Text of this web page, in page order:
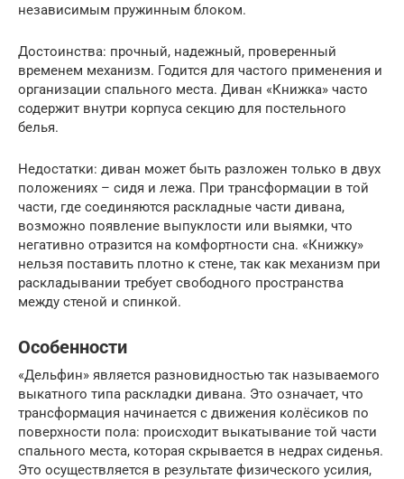
независимым пружинным блоком.
Достоинства: прочный, надежный, проверенный
временем механизм. Годится для частого применения и
организации спального места. Диван «Книжка» часто
содержит внутри корпуса секцию для постельного
белья.
Недостатки: диван может быть разложен только в двух
положениях – сидя и лежа. При трансформации в той
части, где соединяются раскладные части дивана,
возможно появление выпуклости или выямки, что
негативно отразится на комфортности сна. «Книжку»
нельзя поставить плотно к стене, так как механизм при
раскладывании требует свободного пространства
между стеной и спинкой.
Особенности
«Дельфин» является разновидностью так называемого
выкатного типа раскладки дивана. Это означает, что
трансформация начинается с движения колёсиков по
поверхности пола: происходит выкатывание той части
спального места, которая скрывается в недрах сиденья.
Это осуществляется в результате физического усилия,